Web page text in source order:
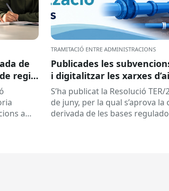
de
regir
de
a
TRAMITACIÓ ENTRE ADMINISTRACIONS
Publicades les
i digitalitzar les xarxes
S’ha publicat la Resolució
de juny, per la qual s’aprova
derivada de les bases